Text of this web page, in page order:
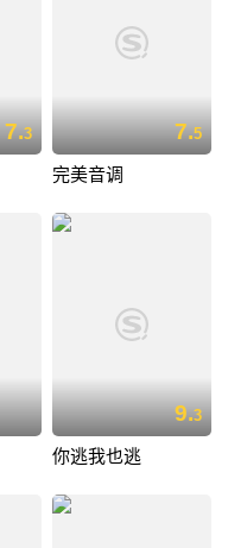
7.3 7.5
完美音调
9.3
你逃我也逃